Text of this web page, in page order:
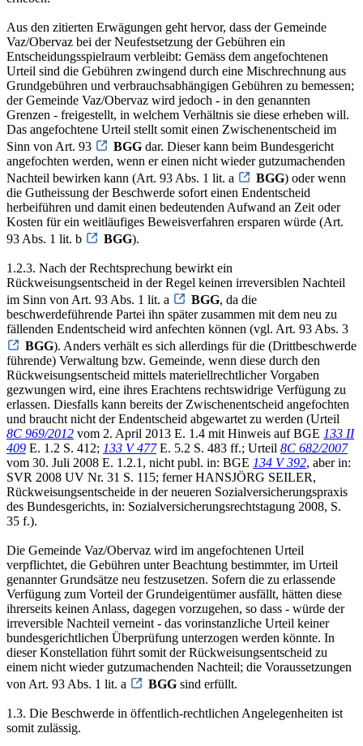
Aus den zitierten Erwägungen geht hervor, dass der Gemeinde
Vaz/Obervaz bei der Neufestsetzung der Gebühren ein
Entscheidungsspielraum verbleibt: Gemäss dem angefochtenen
Urteil sind die Gebühren zwingend durch eine Mischrechnung aus
Grundgebühren und verbrauchsabhängigen Gebühren zu bemessen;
der Gemeinde Vaz/Obervaz wird jedoch - in den genannten
Grenzen - freigestellt, in welchem Verhältnis sie diese erheben will.
Das angefochtene Urteil stellt somit einen Zwischenentscheid im
Sinn von Art. 93
BGG dar. Dieser kann beim Bundesgericht
angefochten werden, wenn er einen nicht wieder gutzumachenden
Nachteil bewirken kann (Art. 93 Abs. 1 lit. a
BGG) oder wenn
die Gutheissung der Beschwerde sofort einen Endentscheid
herbeiführen und damit einen bedeutenden Aufwand an Zeit oder
Kosten für ein weitläufiges Beweisverfahren ersparen würde (Art.
93 Abs. 1 lit. b
BGG).
1.2.3. Nach der Rechtsprechung bewirkt ein
Rückweisungsentscheid in der Regel keinen irreversiblen Nachteil
im Sinn von Art. 93 Abs. 1 lit. a
BGG, da die
beschwerdeführende Partei ihn später zusammen mit dem neu zu
fällenden Endentscheid wird anfechten können (vgl. Art. 93 Abs. 3
BGG). Anders verhält es sich allerdings für die (Drittbeschwerde
führende) Verwaltung bzw. Gemeinde, wenn diese durch den
Rückweisungsentscheid mittels materiellrechtlicher Vorgaben
gezwungen wird, eine ihres Erachtens rechtswidrige Verfügung zu
erlassen. Diesfalls kann bereits der Zwischenentscheid angefochten
und braucht nicht der Endentscheid abgewartet zu werden (Urteil
8C 969/2012 vom 2. April 2013 E. 1.4 mit Hinweis auf BGE 133 II
409 E. 1.2 S. 412; 133 V 477E. 5.2 S. 483 ff.; Urteil 8C 682/2007
vom 30. Juli 2008 E. 1.2.1, nicht publ. in: BGE 134 V 392, aber in:
SVR 2008 UV Nr. 31 S. 115; ferner HANSJÖRG SEILER,
Rückweisungsentscheide in der neueren Sozialversicherungspraxis
des Bundesgerichts, in: Sozialversicherungsrechtstagung 2008, S.
35 f.).
Die Gemeinde Vaz/Obervaz wird im angefochtenen Urteil
verpflichtet, die Gebühren unter Beachtung bestimmter, im Urteil
genannter Grundsätze neu festzusetzen. Sofern die zu erlassende
Verfügung zum Vorteil der Grundeigentümer ausfällt, hätten diese
ihrerseits keinen Anlass, dagegen vorzugehen, so dass - würde der
irreversible Nachteil verneint - das vorinstanzliche Urteil keiner
bundesgerichtlichen Überprüfung unterzogen werden könnte. In
dieser Konstellation führt somit der Rückweisungsentscheid zu
einem nicht wieder gutzumachenden Nachteil; die Voraussetzungen
von Art. 93 Abs. 1 lit. a
BGG sind erfüllt.
1.3. Die Beschwerde in öffentlich-rechtlichen Angelegenheiten ist
somit zulässig.